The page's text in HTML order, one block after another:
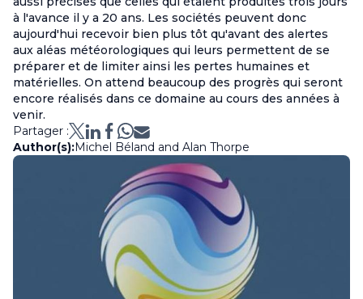
à l'avance il y a 20 ans. Les sociétés peuvent donc
aujourd'hui recevoir bien plus tôt qu'avant des alertes
aux aléas météorologiques qui leurs permettent de se
préparer et de limiter ainsi les pertes humaines et
matérielles. On attend beaucoup des progrès qui seront
encore réalisés dans ce domaine au cours des années à
venir.
Partager :
Author(s):Michel Béland and Alan Thorpe